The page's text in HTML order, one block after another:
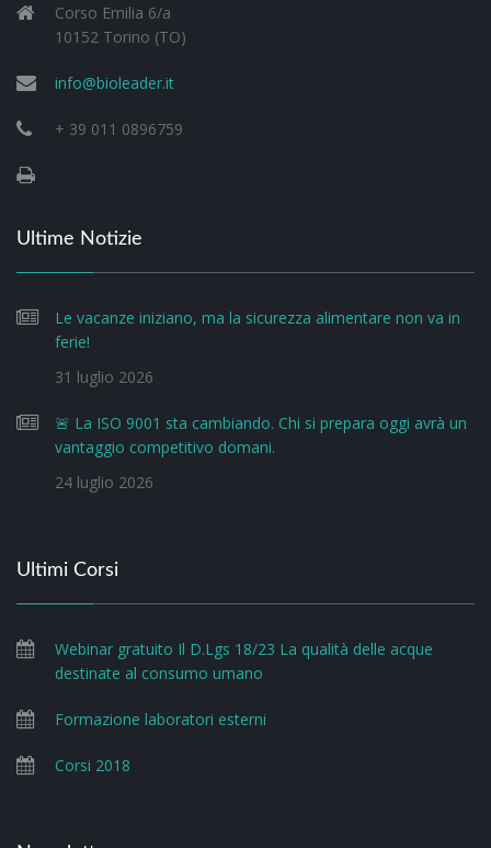
Corso Emilia 6/a
10152 Torino (TO)
info@bioleader.it
+ 39 011 0896759
Ultime Notizie
Le vacanze iniziano, ma la sicurezza alimentare non va in
ferie!
31 luglio 2026
🚨 La ISO 9001 sta cambiando. Chi si prepara oggi avrà un
vantaggio competitivo domani.
24 luglio 2026
Ultimi Corsi
Webinar gratuito Il D.Lgs 18/23 La qualità delle acque
destinate al consumo umano
Formazione laboratori esterni
Corsi 2018